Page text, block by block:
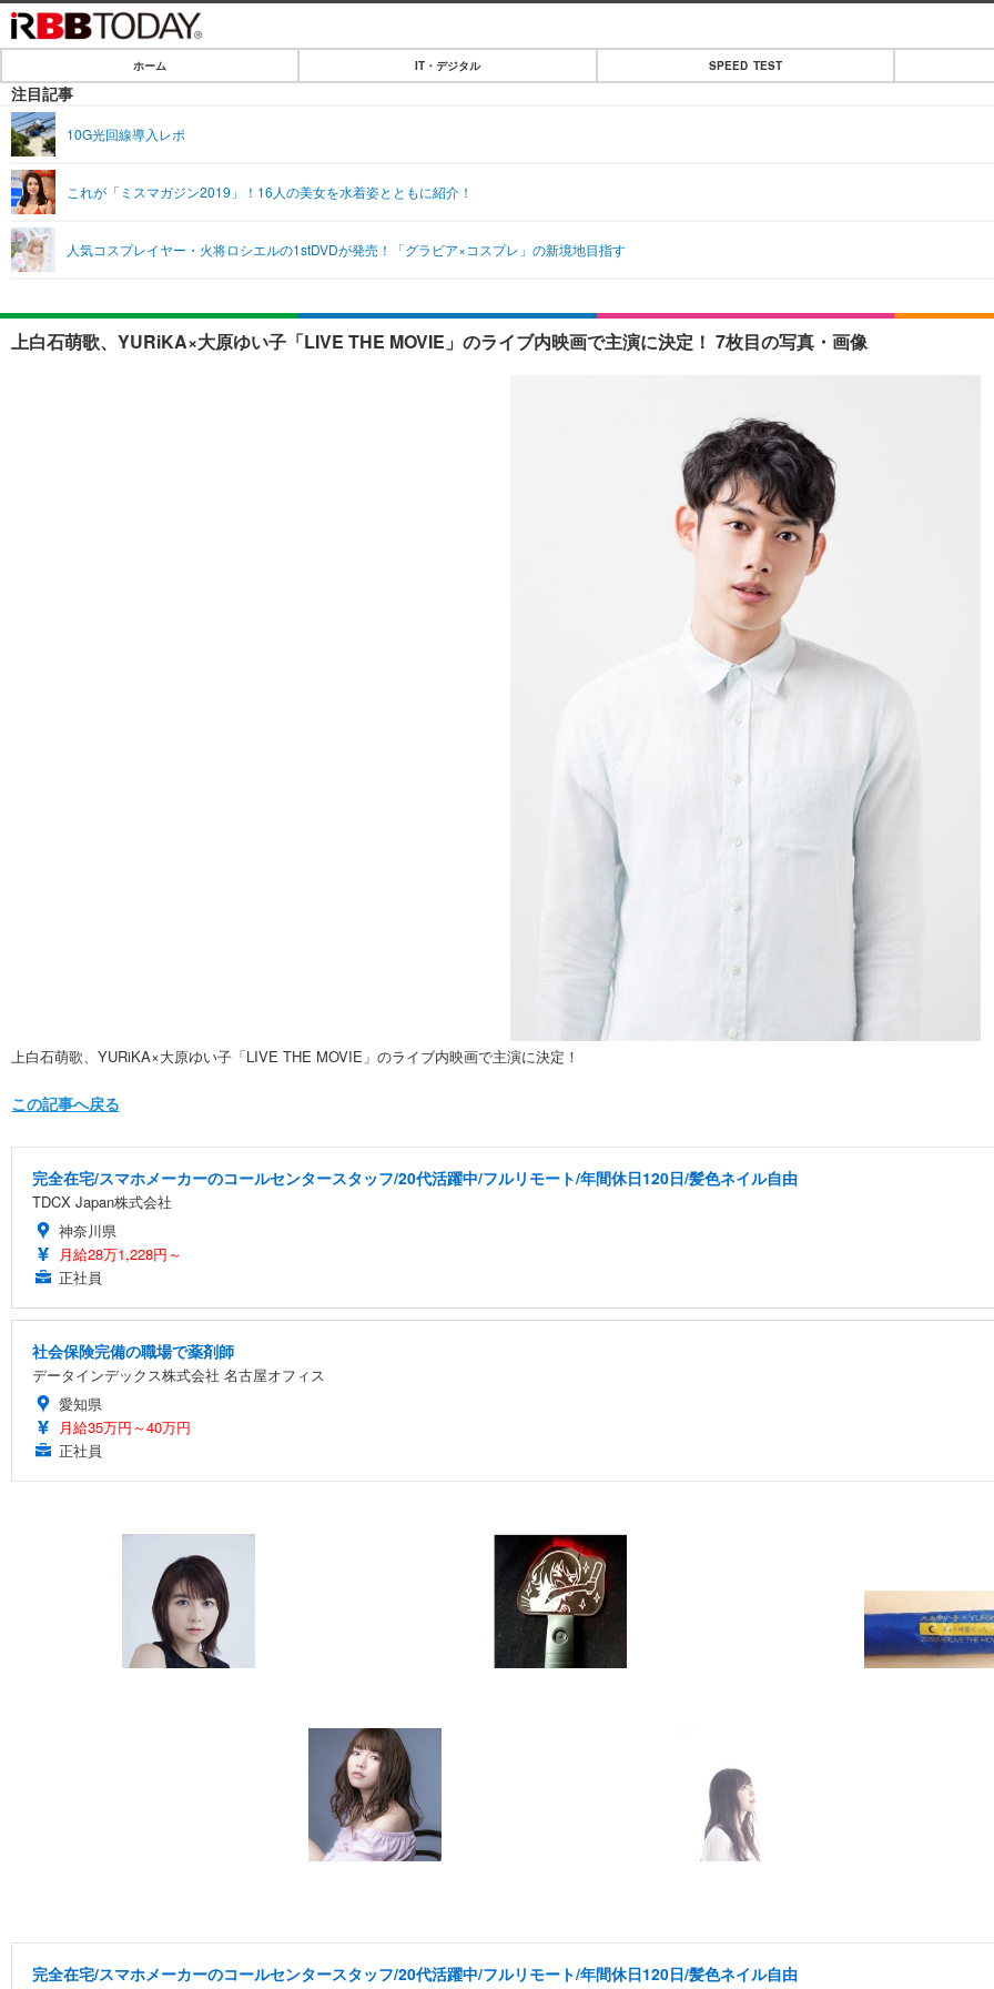
IT・デジタル
ショッピング
SPEED TEST
エンタメ
エンタメTOP
音楽
ライフ
ライフTOP
ペット
リリース一覧
ホーム IT・デジタル SPEED TEST
注目記事
10G光回線導入レポ
これが「ミスマガジン2019」！16人の美女を水着姿とともに紹介！
人気コスプレイヤー・火将ロシエルの1stDVDが発売！「グラビア×コスプレ」の新境地目指す
上白石萌歌、YURiKA×大原ゆい子「LIVE THE MOVIE」のライブ内映画で主演に決定！ 7枚目の写真・画像
上白石萌歌、YURiKA×大原ゆい子「LIVE THE MOVIE」のライブ内映画で主演に決定！
この記事へ戻る
完全在宅/スマホメーカーのコールセンタースタッフ/20代活躍中/フルリモート/年間休日120日/髪色ネイル自由
TDCX Japan株式会社
神奈川県
月給28万1,228円～
正社員
社会保険完備の職場で薬剤師
データインデックス株式会社 名古屋オフィス
愛知県
月給35万円～40万円
正社員
完全在宅/スマホメーカーのコールセンタースタッフ/20代活躍中/フルリモート/年間休日120日/髪色ネイル自由